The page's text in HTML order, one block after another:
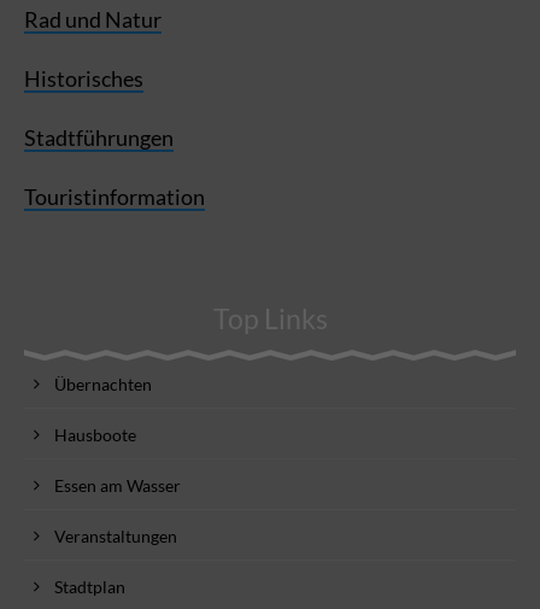
Rad und Natur
Historisches
Stadtführungen
Touristinformation
Top Links
Übernachten
Hausboote
Essen am Wasser
Veranstaltungen
Stadtplan